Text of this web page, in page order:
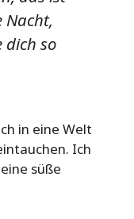
Nacht,
dich so
in eine Welt
Ich
süße